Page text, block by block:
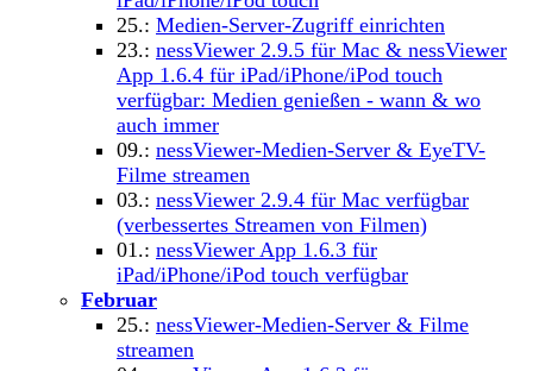
25.: Medien-Server-Zugriff einrichten
23.: nessViewer 2.9.5 für Mac & nessViewer
App 1.6.4 für iPad/iPhone/iPod touch
verfügbar: Medien genießen - wann & wo
auch immer
09.: nessViewer-Medien-Server & EyeTV-
Filme streamen
03.: nessViewer 2.9.4 für Mac verfügbar
(verbessertes Streamen von Filmen)
01.: nessViewer App 1.6.3 für
iPad/iPhone/iPod touch verfügbar
Februar
25.: nessViewer-Medien-Server & Filme
streamen